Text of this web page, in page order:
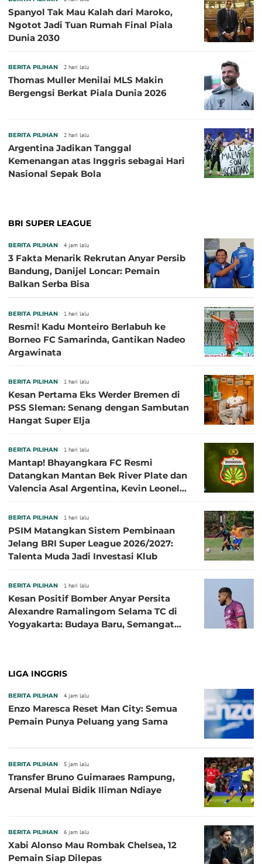
Spanyol Tak Mau Kalah dari Maroko,
Ngotot Jadi Tuan Rumah Final Piala
Dunia 2030
BERITA PILIHAN 2 hari lalu
Thomas Muller Menilai MLS Makin
Bergengsi Berkat Piala Dunia 2026
BERITA PILIHAN 2 hari lalu
Argentina Jadikan Tanggal
Kemenangan atas Inggris sebagai Hari
Nasional Sepak Bola
BRI SUPER LEAGUE
BERITA PILIHAN 4 jam lalu
3 Fakta Menarik Rekrutan Anyar Persib
Bandung, Danijel Loncar: Pemain
Balkan Serba Bisa
BERITA PILIHAN 1 hari lalu
Resmi! Kadu Monteiro Berlabuh ke
Borneo FC Samarinda, Gantikan Nadeo
Argawinata
BERITA PILIHAN 1 hari lalu
Kesan Pertama Eks Werder Bremen di
PSS Sleman: Senang dengan Sambutan
Hangat Super Elja
BERITA PILIHAN 1 hari lalu
Mantap! Bhayangkara FC Resmi
Datangkan Mantan Bek River Plate dan
Valencia Asal Argentina, Kevin Leonel
BERITA PILIHAN 1 hari lalu
PSIM Matangkan Sistem Pembinaan
Jelang BRI Super League 2026/2027:
Talenta Muda Jadi Investasi Klub
BERITA PILIHAN 1 hari lalu
Kesan Positif Bomber Anyar Persita
Alexandre Ramalingom Selama TC di
Yogyakarta: Budaya Baru, Semangat
LIGA INGGRIS
BERITA PILIHAN 4 jam lalu
Enzo Maresca Reset Man City: Semua
Pemain Punya Peluang yang Sama
BERITA PILIHAN 5 jam lalu
Transfer Bruno Guimaraes Rampung,
Arsenal Mulai Bidik Iliman Ndiaye
BERITA PILIHAN 6 jam lalu
Xabi Alonso Mau Rombak Chelsea, 12
Pemain Siap Dilepas